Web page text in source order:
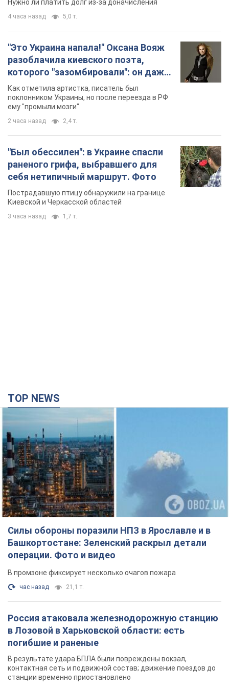
"Был обессилен": в Украине спасли
раненого грифа, выбравшего для
себя нетипичный маршрут. Фото
Пострадавшую птицу обнаружили на границе
Киевской и Черкасской областей
3 часа назад
Силы обороны поразили НПЗ в Ярославле и в
Башкортостане: Зеленский раскрыл детали
операции. Фото и видео
В промзоне фиксирует несколько очагов пожара
час назад 21,1 т.
Россия атаковала железнодорожную станцию
в Лозовой в Харьковской области: есть
погибшие и раненые
В результате удара БПЛА были повреждены вокзал,
контактная сеть и подвижной состав; движение поездов до
станции временно приостановлено
2 часа назад 2,5 т.
ВАКС избрал меру пресечения экс-послу
Украины в США Стефанишиной: что известно о
деле
Суд не полностью удовлетворил ходатайство прокуратуры
час назад 6,4 т.